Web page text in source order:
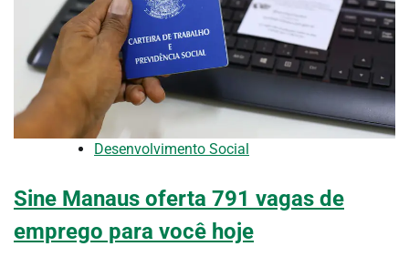
Desenvolvimento Social
Sine Manaus oferta 791 vagas de
emprego para você hoje